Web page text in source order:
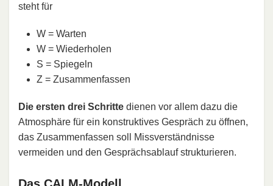
steht für
W = Warten
W = Wiederholen
S = Spiegeln
Z = Zusammenfassen
Die ersten drei Schritte dienen vor allem dazu die
Atmosphäre für ein konstruktives Gespräch zu öffnen,
das Zusammenfassen soll Missverständnisse
vermeiden und den Gesprächsablauf strukturieren.